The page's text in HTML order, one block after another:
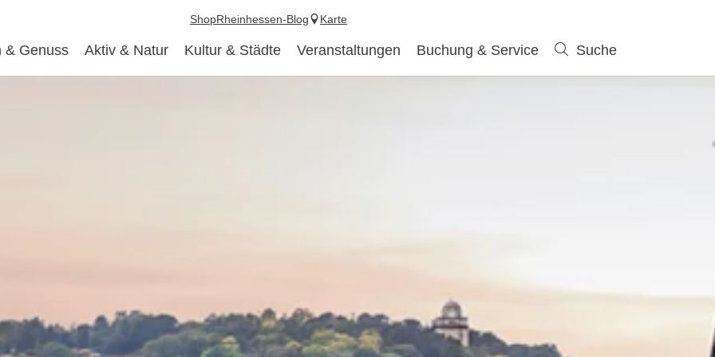
& Genuss Aktiv & Natur Kultur & Städte Veranstaltungen Buchung & Service Suche
ShopRheinhessen-Blog Karte